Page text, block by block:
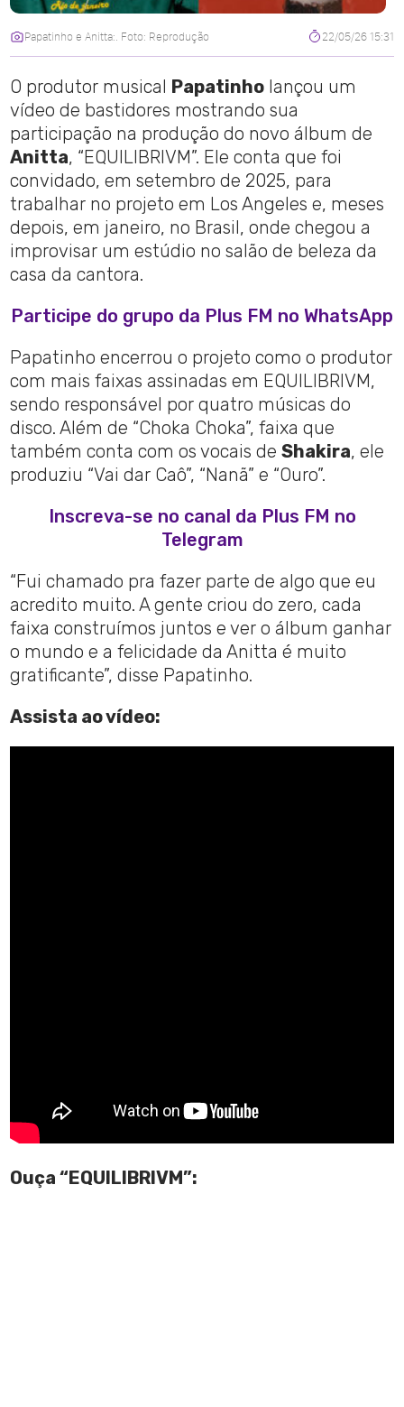
Papatinho e Anitta:. Foto: Reprodução 22/05/26 15:31
O produtor musical Papatinho lançou um
vídeo de bastidores mostrando sua
participação na produção do novo álbum de
Anitta, “EQUILIBRIVM”. Ele conta que foi
convidado, em setembro de 2025, para
trabalhar no projeto em Los Angeles e, meses
depois, em janeiro, no Brasil, onde chegou a
improvisar um estúdio no salão de beleza da
casa da cantora.
Participe do grupo da Plus FM no WhatsApp
Papatinho encerrou o projeto como o produtor
com mais faixas assinadas em EQUILIBRIVM,
sendo responsável por quatro músicas do
disco. Além de “Choka Choka”, faixa que
também conta com os vocais deShakira, ele
produziu “Vai dar Caô”, “Nanã” e “Ouro”.
Inscreva-se no canal da Plus FM no
Telegram
“Fui chamado pra fazer parte de algo que eu
acredito muito. A gente criou do zero, cada
faixa construímos juntos e ver o álbum ganhar
o mundo e a felicidade da Anitta é muito
gratificante”, disse Papatinho.
Assista ao vídeo:
Ouça “EQUILIBRIVM”: